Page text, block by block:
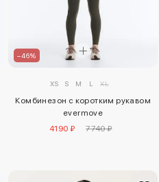
–46%
XS S M L XL
Комбинезон с коротким рукавом
evermove
4190 ₽
7740 ₽